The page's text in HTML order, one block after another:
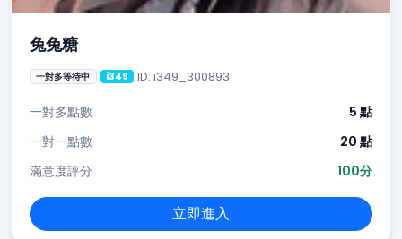
兔兔糖
一對多等待中 i349 ID: i349_300893
一對多點數
5 點
一對一點數
20 點
滿意度評分
100分
立即進入